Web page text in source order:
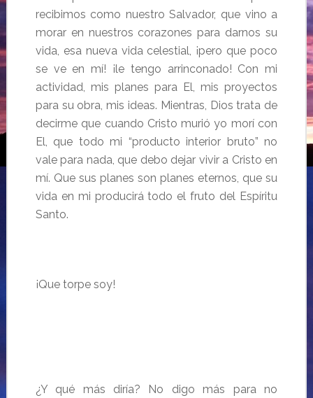
recibimos como nuestro Salvador, que vino a
morar en nuestros corazones para darnos su
vida, esa nueva vida celestial, ¡pero que poco
se ve en mí! ¡le tengo arrinconado! Con mi
actividad, mis planes para El, mis proyectos
para su obra, mis ideas. Mientras, Dios trata de
decirme que cuando Cristo murió yo morí con
El, que todo mi “producto interior bruto” no
vale para nada, que debo dejar vivir a Cristo en
mí. Que sus planes son planes eternos, que su
vida en mi producirá todo el fruto del Espíritu
Santo.
¡Que torpe soy!
¿Y qué más diría? No digo más para no